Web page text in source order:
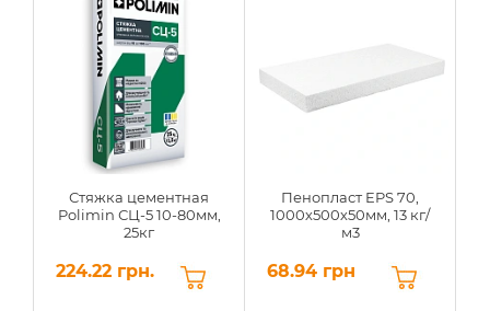
Стяжка цементная
Polimin СЦ-5 10-80мм,
25кг
224.22 грн.
Пенопласт EPS 70,
1000х500х50мм, 13 кг/
м3
68.94 грн